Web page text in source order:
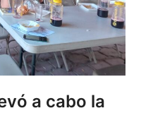
a cabo la